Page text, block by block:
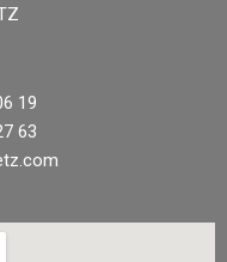
19
63